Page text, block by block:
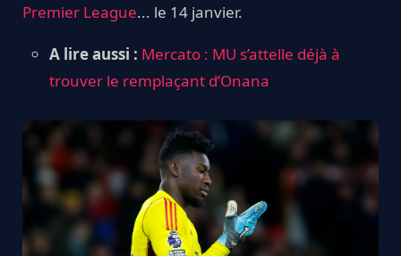
Premier League... le 14 janvier.
A lire aussi : Mercato : MU s’attelle déjà à
trouver le remplaçant d’Onana